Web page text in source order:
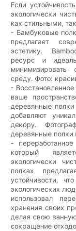
Если
экологически
как стильными,
- Бамбуковые
предлагает
эстетику.
ресурс и
среду. Фото:
-
ваше
деревянные
добавляют
декору.
деревянные полки
-
который
экологически
полках
устойчивости,
экологических
использовал
хранения своих
делая свою
сокращение